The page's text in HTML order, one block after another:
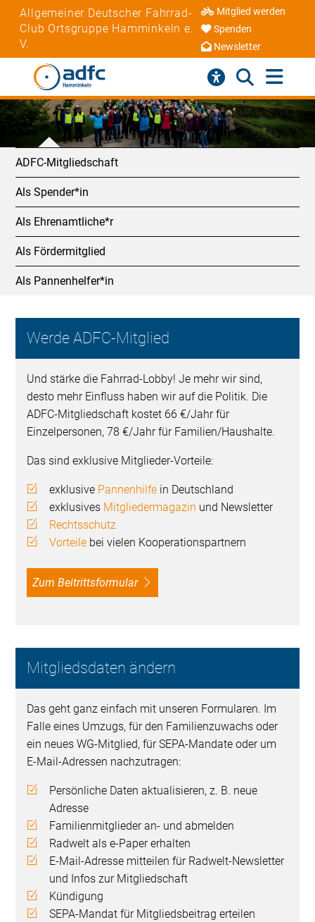
Allgemeiner Deutscher Fahrrad-
Club Ortsgruppe Hamminkeln e.
V.
Mitglied werden
Spenden
Newsletter
ADFC-Mitgliedschaft
Als Spender*in
Als Ehrenamtliche*r
Als Fördermitglied
Als Pannenhelfer*in
Werde ADFC-Mitglied
Und stärke die Fahrrad-Lobby! Je mehr wir sind,
desto mehr Einfluss haben wir auf die Politik. Die
ADFC-Mitgliedschaft kostet 66 €/Jahr für
Einzelpersonen, 78 €/Jahr für Familien/Haushalte.
Das sind exklusive Mitglieder-Vorteile:
exklusive Pannenhilfe in Deutschland
exklusives Mitgliedermagazin und Newsletter
Rechtsschutz
Vorteile bei vielen Kooperationspartnern
Zum Beitrittsformular
Mitgliedsdaten ändern
Das geht ganz einfach mit unseren Formularen. Im
Falle eines Umzugs, für den Familienzuwachs oder
ein neues WG-Mitglied, für SEPA-Mandate oder um
E-Mail-Adressen nachzutragen:
Persönliche Daten aktualisieren, z. B. neue
Adresse
Familienmitglieder an- und abmelden
Radwelt als e-Paper erhalten
E-Mail-Adresse mitteilen für Radwelt-Newsletter
und Infos zur Mitgliedschaft
Kündigung
SEPA-Mandat für Mitgliedsbeitrag erteilen